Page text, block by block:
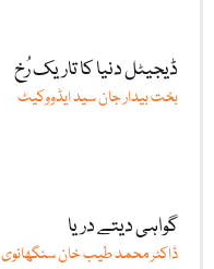
ڈیجیٹل دنیا کا تاریک رُخ
بخت بیدار جان سید ایڈووکیٹ
گواہی دیتے دریا
ڈاکٹر محمد طیب خان سنگھانوی